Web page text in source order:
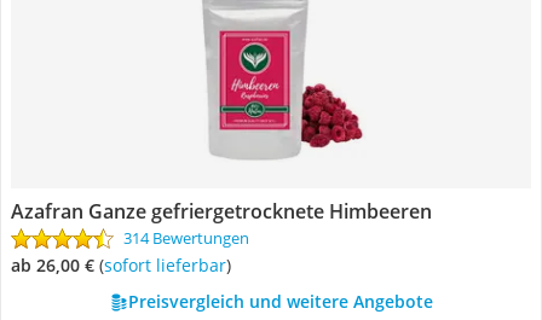
Azafran Ganze gefriergetrocknete Himbeeren
314 Bewertungen
ab 26,00 € ( Sofort lieferbar)
Preisvergleich und weitere Angebote